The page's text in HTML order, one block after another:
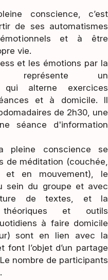
conscience, c’est
de ses automatismes
et à être
vie.
et les émotions par la
représente un
qui alterne exercices
et à domicile. Il
de 2h30, une
séance d'information
pleine conscience se
de méditation (couchée,
et en mouvement), le
sein du groupe et avec
de textes, et la
théoriques et outils
à faire domicile
sont en lien avec la
l’objet d’un partage
nombre de participants